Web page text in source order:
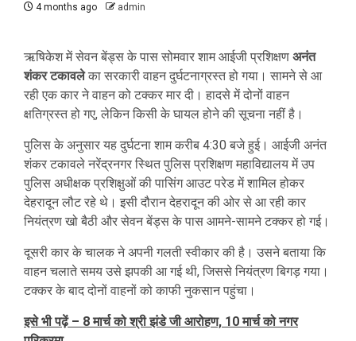
4 months ago admin
ऋषिकेश में सेवन बेंड्स के पास सोमवार शाम आईजी प्रशिक्षण अनंत
शंकर टकावलेका सरकारी वाहन दुर्घटनाग्रस्त हो गया। सामने से आ
रही एक कार ने वाहन को टक्कर मार दी। हादसे में दोनों वाहन
क्षतिग्रस्त हो गए, लेकिन किसी के घायल होने की सूचना नहीं है।
पुलिस के अनुसार यह दुर्घटना शाम करीब 4:30 बजे हुई। आईजी अनंत
शंकर टकावले नरेंद्रनगर स्थित पुलिस प्रशिक्षण महाविद्यालय में उप
पुलिस अधीक्षक प्रशिक्षुओं की पासिंग आउट परेड में शामिल होकर
देहरादून लौट रहे थे। इसी दौरान देहरादून की ओर से आ रही कार
नियंत्रण खो बैठी और सेवन बेंड्स के पास आमने-सामने टक्कर हो गई।
दूसरी कार के चालक ने अपनी गलती स्वीकार की है। उसने बताया कि
वाहन चलाते समय उसे झपकी आ गई थी, जिससे नियंत्रण बिगड़ गया।
टक्कर के बाद दोनों वाहनों को काफी नुकसान पहुंचा।
इसे भी पढ़ें – 8 मार्च को श्री झंडे जी आरोहण, 10 मार्च को नगर